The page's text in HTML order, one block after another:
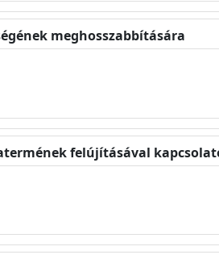
meghosszabbítására
felújításával